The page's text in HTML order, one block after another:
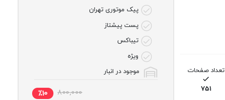
تعداد صفحات
751
پیک موتوری تهران
پست پیشتاز
تیباکس
ویژه
موجود در انبار
800,000 ٪10